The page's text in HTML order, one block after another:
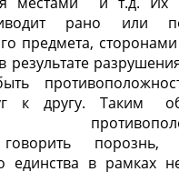
рано или
предмета, сторонами
результате
к другу. Таким
говорить
единства в рамках